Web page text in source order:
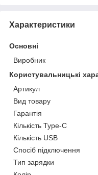
Характеристики
Основні
Виробник
Користувальницькі
Артикул
Вид товару
Гарантія
Кількість Type-C
Кількість USB
Спосіб підключення
Тип зарядки